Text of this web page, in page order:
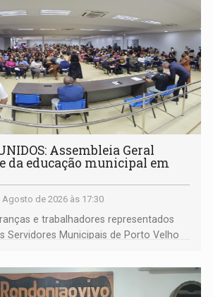
Assembleia Geral
da educação municipal em
Agosto de 2026 às 17:30
e trabalhadores representados
Servidores Municipais de Porto Velho